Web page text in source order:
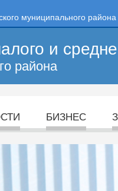
муниципального района
и
района
БИЗНЕС